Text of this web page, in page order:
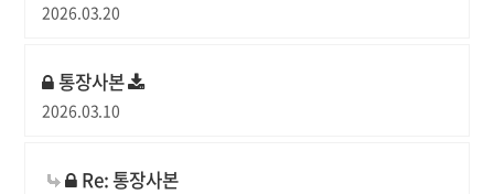
2026.03.20
통장사본
2026.03.10
Re: 통장사본